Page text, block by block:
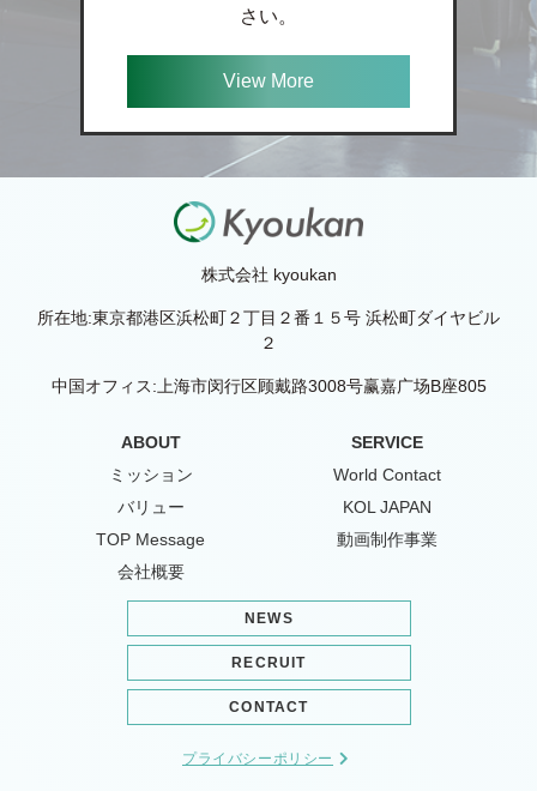
さい。
View More
株式会社 kyoukan
所在地:東京都港区浜松町２丁目２番１５号 浜松町ダイヤビル
２
中国オフィス:上海市闵行区顾戴路3008号赢嘉广场B座805
ABOUT
ミッション
バリュー
TOP Message
会社概要
SERVICE
World Contact
KOL JAPAN
動画制作事業
NEWS
RECRUIT
CONTACT
プライバシーポリシー